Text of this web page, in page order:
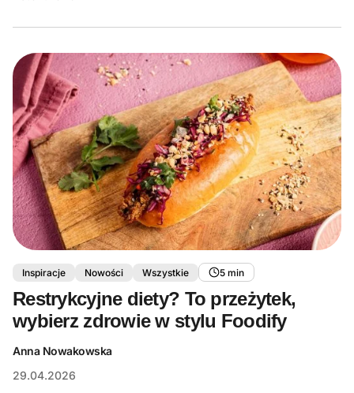
Inspiracje Nowości Wszystkie 5 min
Restrykcyjne diety? To przeżytek,
wybierz zdrowie w stylu Foodify
Anna Nowakowska
29.04.2026